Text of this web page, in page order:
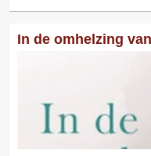
In de omhelzing